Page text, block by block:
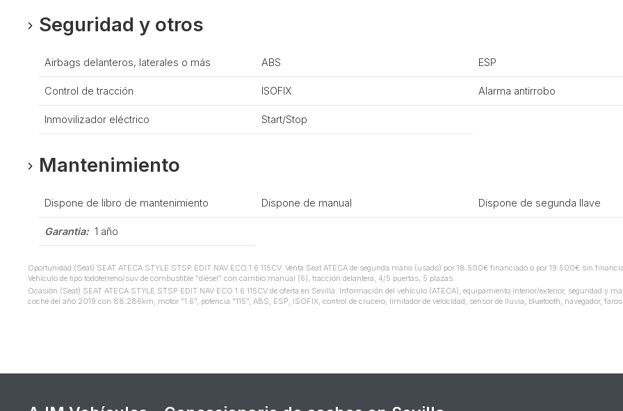
Seguridad y otros
Airbags delanteros, laterales o más ABS ESP
Control de tracción ISOFIX Alarma antirrobo
Inmovilizador eléctrico Start/Stop
Mantenimiento
Dispone de libro de mantenimiento Dispone de manual Dispone de segunda llave
Garantia: 1 año
Oportunidad (Seat) SEAT ATECA STYLE STSP EDIT NAV ECO 1.6 115CV. Venta Seat ATECA de segunda mano (usado) por 18.500€ financiado o por 19.500€ sin
Vehículo de tipo todoterreno/suv de combustible "diésel" con cambio manual (6), tracción delantera, 4/5 puertas, 5 plazas.
Ocasión (Seat) SEAT ATECA STYLE STSP EDIT NAV ECO 1.6 115CV de oferta en Sevilla. Información del vehículo (ATECA), equipamiento interior/exterior, seguridad y
coche del año 2019 con 88.286km, motor "1.6", potencia "115", ABS, ESP, ISOFIX, control de crucero, limitador de velocidad, sensor de lluvia, bluetooth, navegador, faros